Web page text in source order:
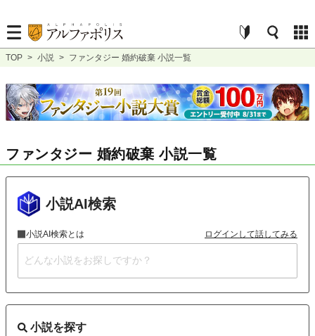
TOP > 小説 > ファンタジー 婚約破棄 小説一覧
ファンタジー 婚約破棄 小説一覧
小説AI検索
小説AI検索とは ログインして話してみる
小説を探す